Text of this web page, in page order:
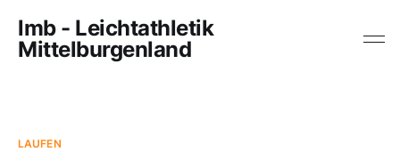
lmb - Leichtathletik
Mittelburgenland
LAUFEN